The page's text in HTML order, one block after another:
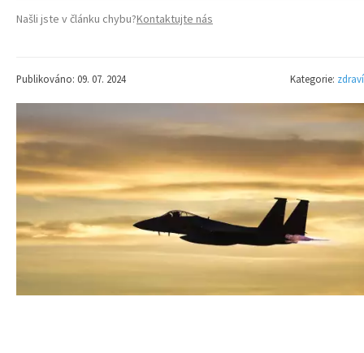
Našli jste v článku chybu?Kontaktujte nás
Publikováno: 09. 07. 2024 Kategorie: zdraví